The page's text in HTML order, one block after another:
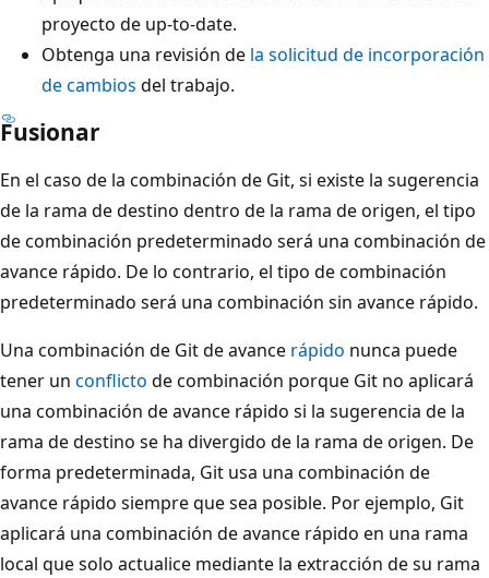
proyecto de up-to-date.
Obtenga una revisión de la solicitud de incorporación
de cambios del trabajo.
Fusionar
En el caso de la combinación de Git, si existe la sugerencia
de la rama de destino dentro de la rama de origen, el tipo
de combinación predeterminado será una combinación de
avance rápido. De lo contrario, el tipo de combinación
predeterminado será una combinación sin avance rápido.
Una combinación de Git de avance rápido nunca puede
tener un conflicto de combinación porque Git no aplicará
una combinación de avance rápido si la sugerencia de la
rama de destino se ha divergido de la rama de origen. De
forma predeterminada, Git usa una combinación de
avance rápido siempre que sea posible. Por ejemplo, Git
aplicará una combinación de avance rápido en una rama
local que solo actualice mediante la extracción de su rama